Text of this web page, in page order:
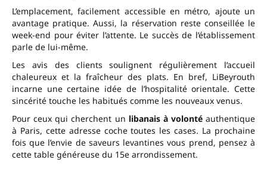
L’emplacement, facilement accessible en métro, ajoute un
avantage pratique. Aussi, la réservation reste conseillée le
week-end pour éviter l’attente. Le succès de l’établissement
parle de lui-même.
Les avis des clients soulignent régulièrement l’accueil
chaleureux et la fraîcheur des plats. En bref, LiBeyrouth
incarne une certaine idée de l’hospitalité orientale. Cette
sincérité touche les habitués comme les nouveaux venus.
Pour ceux qui cherchent un libanais à volontéauthentique
à Paris, cette adresse coche toutes les cases. La prochaine
fois que l’envie de saveurs levantines vous prend, pensez à
cette table généreuse du 15e arrondissement.